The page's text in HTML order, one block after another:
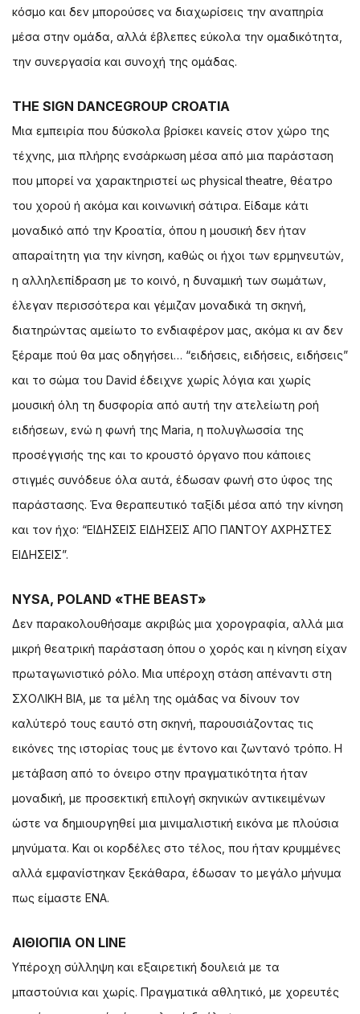
κόσμο και δεν μπορούσες να διαχωρίσεις την αναπηρία
μέσα στην ομάδα, αλλά έβλεπες εύκολα την ομαδικότητα,
την συνεργασία και συνοχή της ομάδας.
THE SIGN DANCEGROUP CROATIA
Μια εμπειρία που δύσκολα βρίσκει κανείς στον χώρο της
τέχνης, μια πλήρης ενσάρκωση μέσα από μια παράσταση
που μπορεί να χαρακτηριστεί ως physical theatre, θέατρο
του χορού ή ακόμα και κοινωνική σάτιρα. Είδαμε κάτι
μοναδικό από την Κροατία, όπου η μουσική δεν ήταν
απαραίτητη για την κίνηση, καθώς οι ήχοι των ερμηνευτών,
η αλληλεπίδραση με το κοινό, η δυναμική των σωμάτων,
έλεγαν περισσότερα και γέμιζαν μοναδικά τη σκηνή,
διατηρώντας αμείωτο το ενδιαφέρον μας, ακόμα κι αν δεν
ξέραμε πού θα μας οδηγήσει… “ειδήσεις, ειδήσεις, ειδήσεις”
και το σώμα του David έδειχνε χωρίς λόγια και χωρίς
μουσική όλη τη δυσφορία από αυτή την ατελείωτη ροή
ειδήσεων, ενώ η φωνή της Maria, η πολυγλωσσία της
προσέγγισής της και το κρουστό όργανο που κάποιες
στιγμές συνόδευε όλα αυτά, έδωσαν φωνή στο ύφος της
παράστασης. Ένα θεραπευτικό ταξίδι μέσα από την κίνηση
και τον ήχο: “ΕΙΔΗΣΕΙΣ ΕΙΔΗΣΕΙΣ ΑΠΟ ΠΑΝΤΟΥ ΑΧΡΗΣΤΕΣ
ΕΙΔΗΣΕΙΣ”.
NYSA, POLAND «THE BEAST»
Δεν παρακολουθήσαμε ακριβώς μια χορογραφία, αλλά μια
μικρή θεατρική παράσταση όπου ο χορός και η κίνηση είχαν
πρωταγωνιστικό ρόλο. Μια υπέροχη στάση απέναντι στη
ΣΧΟΛΙΚΗ ΒΙΑ, με τα μέλη της ομάδας να δίνουν τον
καλύτερό τους εαυτό στη σκηνή, παρουσιάζοντας τις
εικόνες της ιστορίας τους με έντονο και ζωντανό τρόπο. Η
μετάβαση από το όνειρο στην πραγματικότητα ήταν
μοναδική, με προσεκτική επιλογή σκηνικών αντικειμένων
ώστε να δημιουργηθεί μια μινιμαλιστική εικόνα με πλούσια
μηνύματα. Και οι κορδέλες στο τέλος, που ήταν κρυμμένες
αλλά εμφανίστηκαν ξεκάθαρα, έδωσαν το μεγάλο μήνυμα
πως είμαστε ΕΝΑ.
ΑΙΘΙΟΠΙΑ ON LINE
Υπέροχη σύλληψη και εξαιρετική δουλειά με τα
μπαστούνια και χωρίς. Πραγματικά αθλητικό, με χορευτές